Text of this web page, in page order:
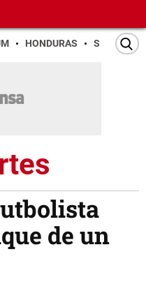
HONDURAS SAN PEDRO
de un